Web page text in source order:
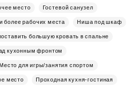
место Гостевой санузел
более рабочих места Ниша под шкаф
большую кровать в спальне
кухонным фронтом
Место для игры/занятия спортом
место Проходная кухня-гостиная